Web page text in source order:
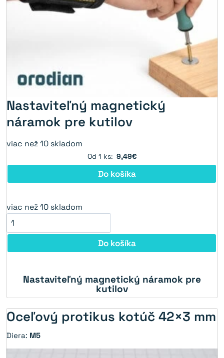
Nastaviteľný magnetický
náramok pre kutilov
viac než 10 skladom
Od 1 ks: 9,49€
Do košíka
viac než 10 skladom
Do košíka
21%
Nastaviteľný magnetický náramok pre
kutilov
Oceľový protikus kotúč 42×3 mm
Diera: M5